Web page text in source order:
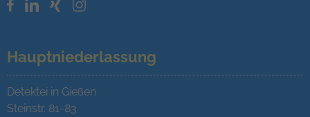
Hauptniederlassung
Detektei in Gießen
Steinstr. 81-83